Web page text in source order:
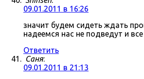
09.01.2011 в 16:26
значит будем сидеть ждать
надеемся нас не подведут и
Ответить
Саня:
09.01.2011 в 21:13